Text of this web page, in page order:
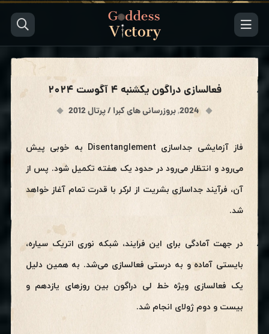
فعالسازی دراگون یکشنبه ۴ آگوست ۲۰۲۴
2024
,بروزرسانی های کبرا / پرتال 2012
فاز آزمایشی جداسازی Disentanglement به خوبی پیش
می‌رود و انتظار می‌رود در حدود یک هفته تکمیل شود. پس از
آن، فرآیند جداسازی بشریت از لرکر با قدرت تمام آغاز خواهد
شد.
در جهت آمادگی برای این فرایند، شبکه نوری اتریک سیاره،
بایستی آماده و به درستی فعالسازی می‌شد. به همین دلیل
یک فعالسازی ویژه خط لی دراگون بین روزهای یازدهم و
بیست و دوم ژولای انجام شد.